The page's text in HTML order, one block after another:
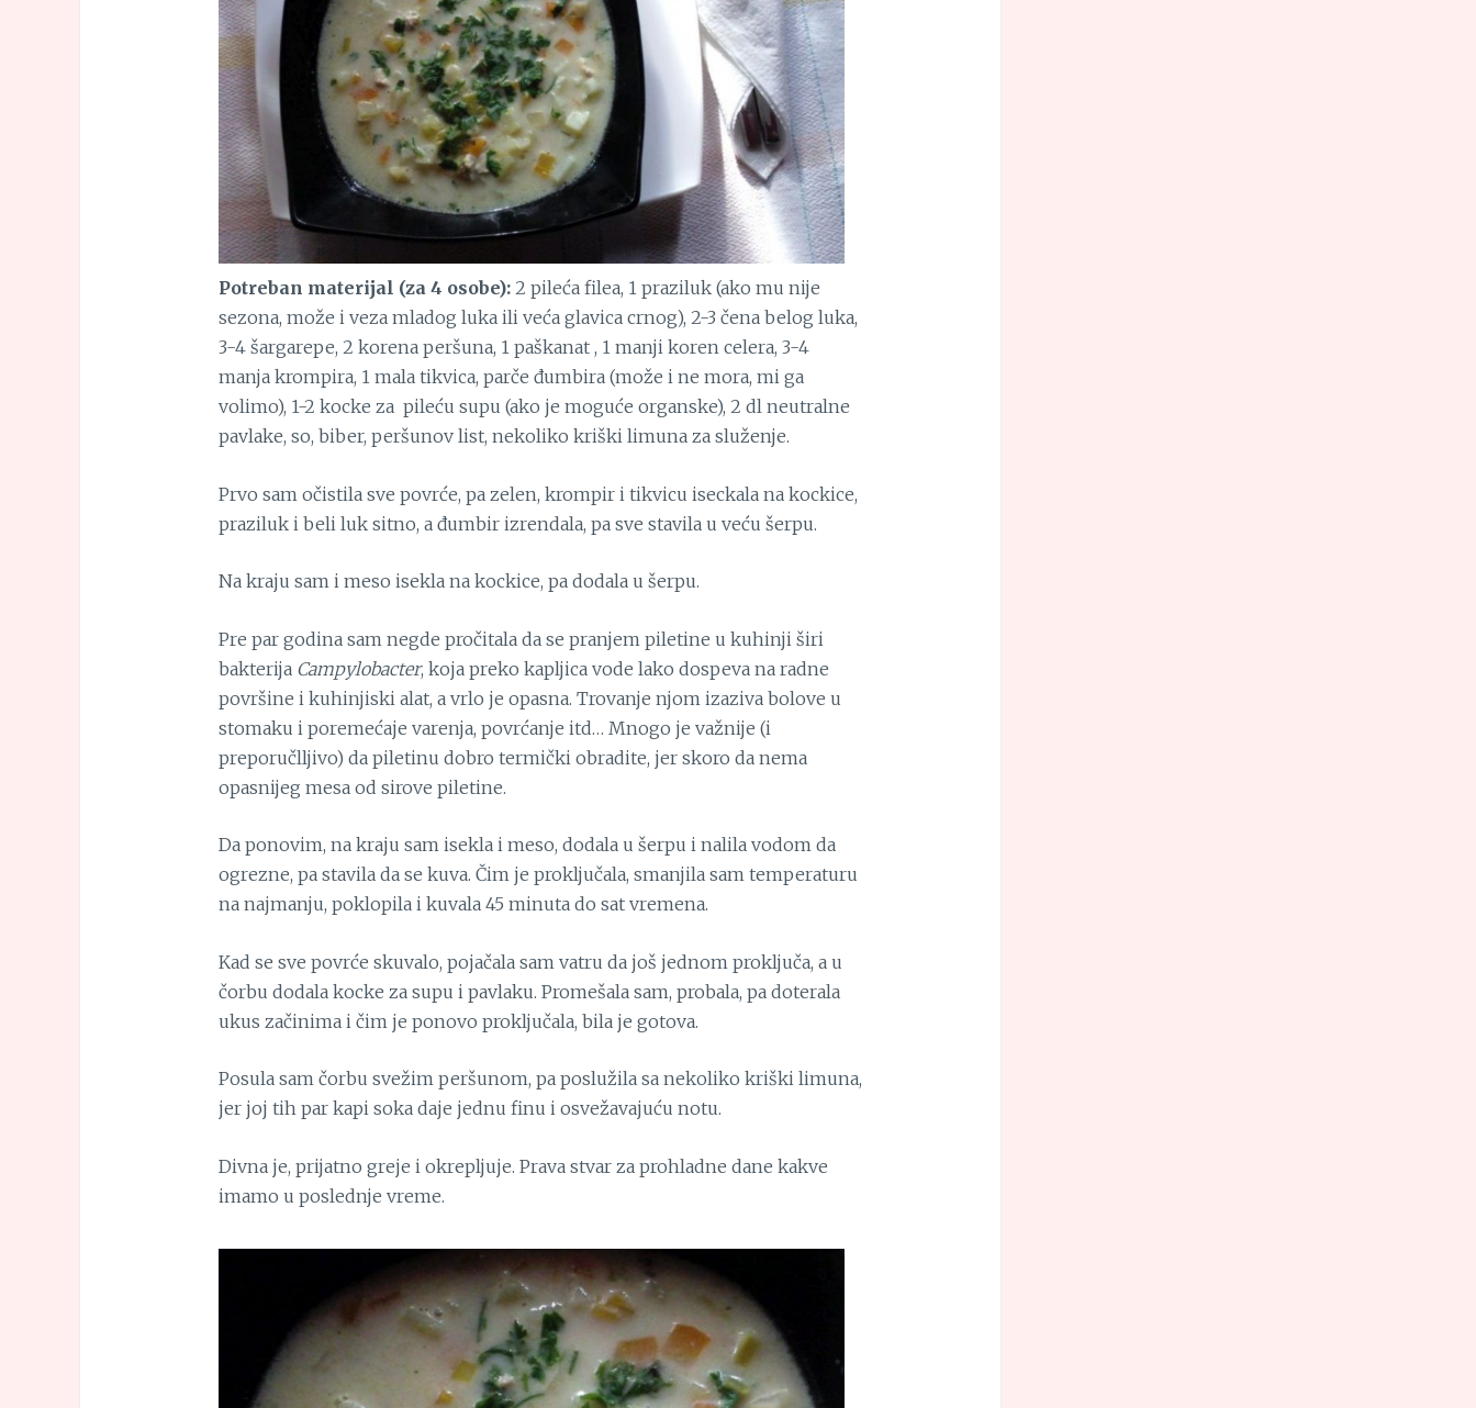
Potreban materijal (za 4 osobe):2 pileća filea, 1 praziluk (ako mu nije
sezona, može i veza mladog luka ili veća glavica crnog), 2-3 čena belog luka,
3-4 šargarepe, 2 korena peršuna, 1 paškanat , 1 manji koren celera, 3-4
manja krompira, 1 mala tikvica, parče đumbira (može i ne mora, mi ga
volimo), 1-2 kocke za pileću supu (ako je moguće organske), 2 dl neutralne
pavlake, so, biber, peršunov list, nekoliko kriški limuna za služenje.
Prvo sam očistila sve povrće, pa zelen, krompir i tikvicu iseckala na kockice,
praziluk i beli luk sitno, a đumbir izrendala, pa sve stavila u veću šerpu.
Na kraju sam i meso isekla na kockice, pa dodala u šerpu.
Pre par godina sam negde pročitala da se pranjem piletine u kuhinji širi
bakterija Campylobacter, koja preko kapljica vode lako dospeva na radne
površine i kuhinjiski alat, a vrlo je opasna. Trovanje njom izaziva bolove u
stomaku i poremećaje varenja, povrćanje itd… Mnogo je važnije (i
preporučlljivo) da piletinu dobro termički obradite, jer skoro da nema
opasnijeg mesa od sirove piletine.
Da ponovim, na kraju sam isekla i meso, dodala u šerpu i nalila vodom da
ogrezne, pa stavila da se kuva. Čim je proključala, smanjila sam temperaturu
na najmanju, poklopila i kuvala 45 minuta do sat vremena.
Kad se sve povrće skuvalo, pojačala sam vatru da još jednom proključa, a u
čorbu dodala kocke za supu i pavlaku. Promešala sam, probala, pa doterala
ukus začinima i čim je ponovo proključala, bila je gotova.
Posula sam čorbu svežim peršunom, pa poslužila sa nekoliko kriški limuna,
jer joj tih par kapi soka daje jednu finu i osvežavajuću notu.
Divna je, prijatno greje i okrepljuje. Prava stvar za prohladne dane kakve
imamo u poslednje vreme.